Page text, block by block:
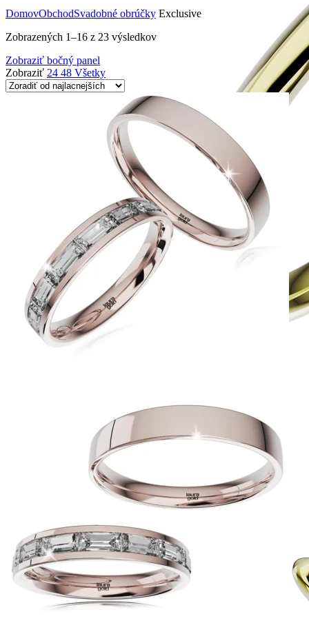
Jewel of Love
Zásnubné prstne z kolekcie Jewel of Love.
DomovObchodSvadobné obrúčky Exclusive
Zobrazených 1–16 z 23 výsledkov
Zobraziť bočný panel
Zobraziť 24 48 Všetky